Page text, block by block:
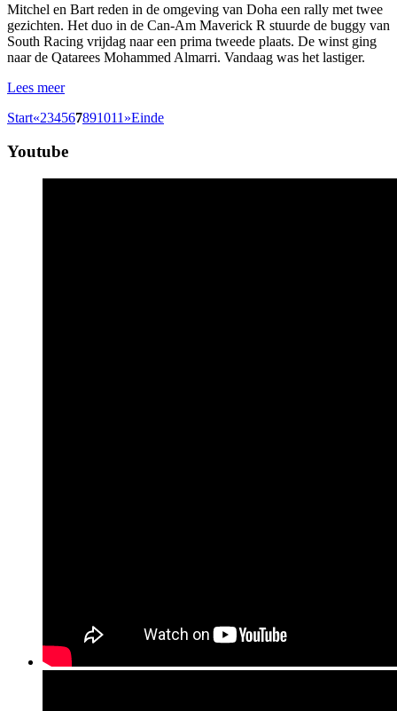
Mitchel en Bart reden in de omgeving van Doha een rally met twee
gezichten. Het duo in de Can-Am Maverick R stuurde de buggy van
South Racing vrijdag naar een prima tweede plaats. De winst ging
naar de Qatarees Mohammed Almarri. Vandaag was het lastiger.
Lees meer
Start«234567891011 »Einde
Youtube